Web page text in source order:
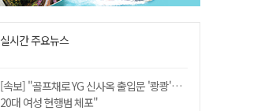
실시간 주요뉴스
[속보] "골프채로 YG 신사옥 출입문 '쾅쾅'…
20대 여성 현행범 체포"